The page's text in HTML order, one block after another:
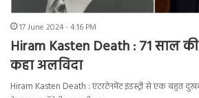
17 June 2024 - 4:16 PM
Hiram Kasten Death : 71 साल की
कहा अलविदा
Hiram Kasten Death : एंटरटेनमेंट इंडस्ट्री से एक बहुत